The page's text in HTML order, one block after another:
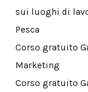
sui luoghi di
Pesca
Corso gratuito
Marketing
Corso gratuito